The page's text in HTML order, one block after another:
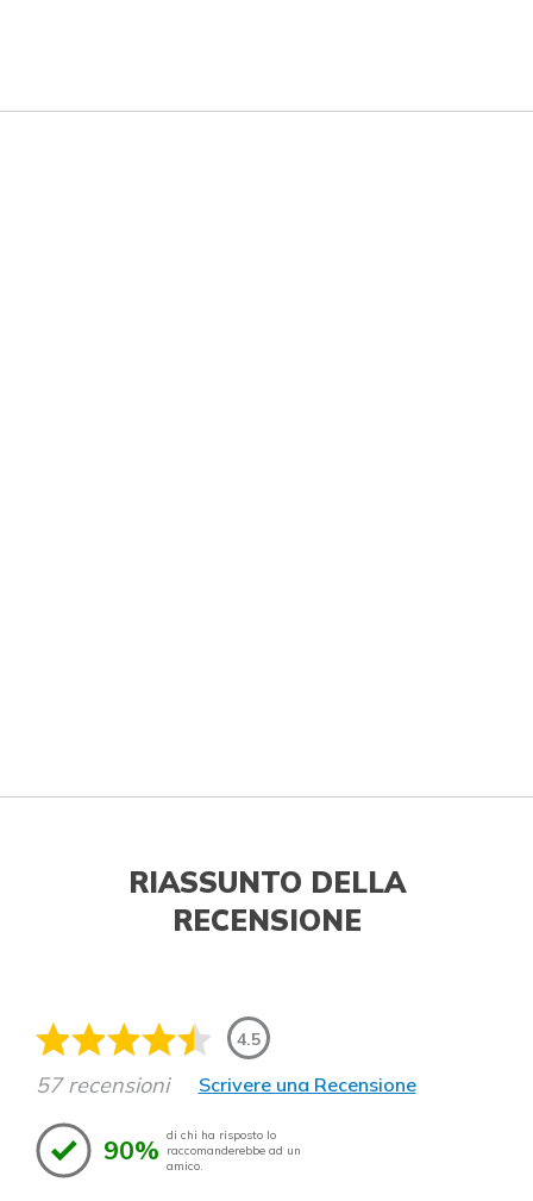
RIASSUNTO DELLA
RECENSIONE
4.5
57 recensioni Scrivere una Recensione
90% di chi ha risposto lo
raccomanderebbe ad un
amico.